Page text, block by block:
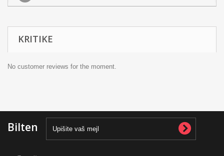
KRITIKE
No customer reviews for the moment.
Bilten